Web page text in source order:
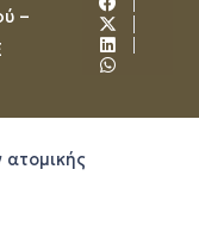
–
ατομικής